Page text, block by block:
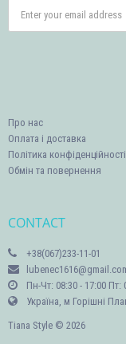
Про нас
Оплата і доставка
Політика конфіденційності
Обмін та повернення
CONTACT
+38(067)233-11-01
Пн-Чт: 08:30 - 17:00
Україна, м Горішні
Tiana Style © 2026